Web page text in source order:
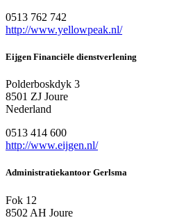
0513 762 742
http://www.yellowpeak.nl/
Eijgen Financiële dienstverlening
Polderboskdyk 3
8501 ZJ Joure
Nederland
0513 414 600
http://www.eijgen.nl/
Administratiekantoor Gerlsma
Fok 12
8502 AH Joure